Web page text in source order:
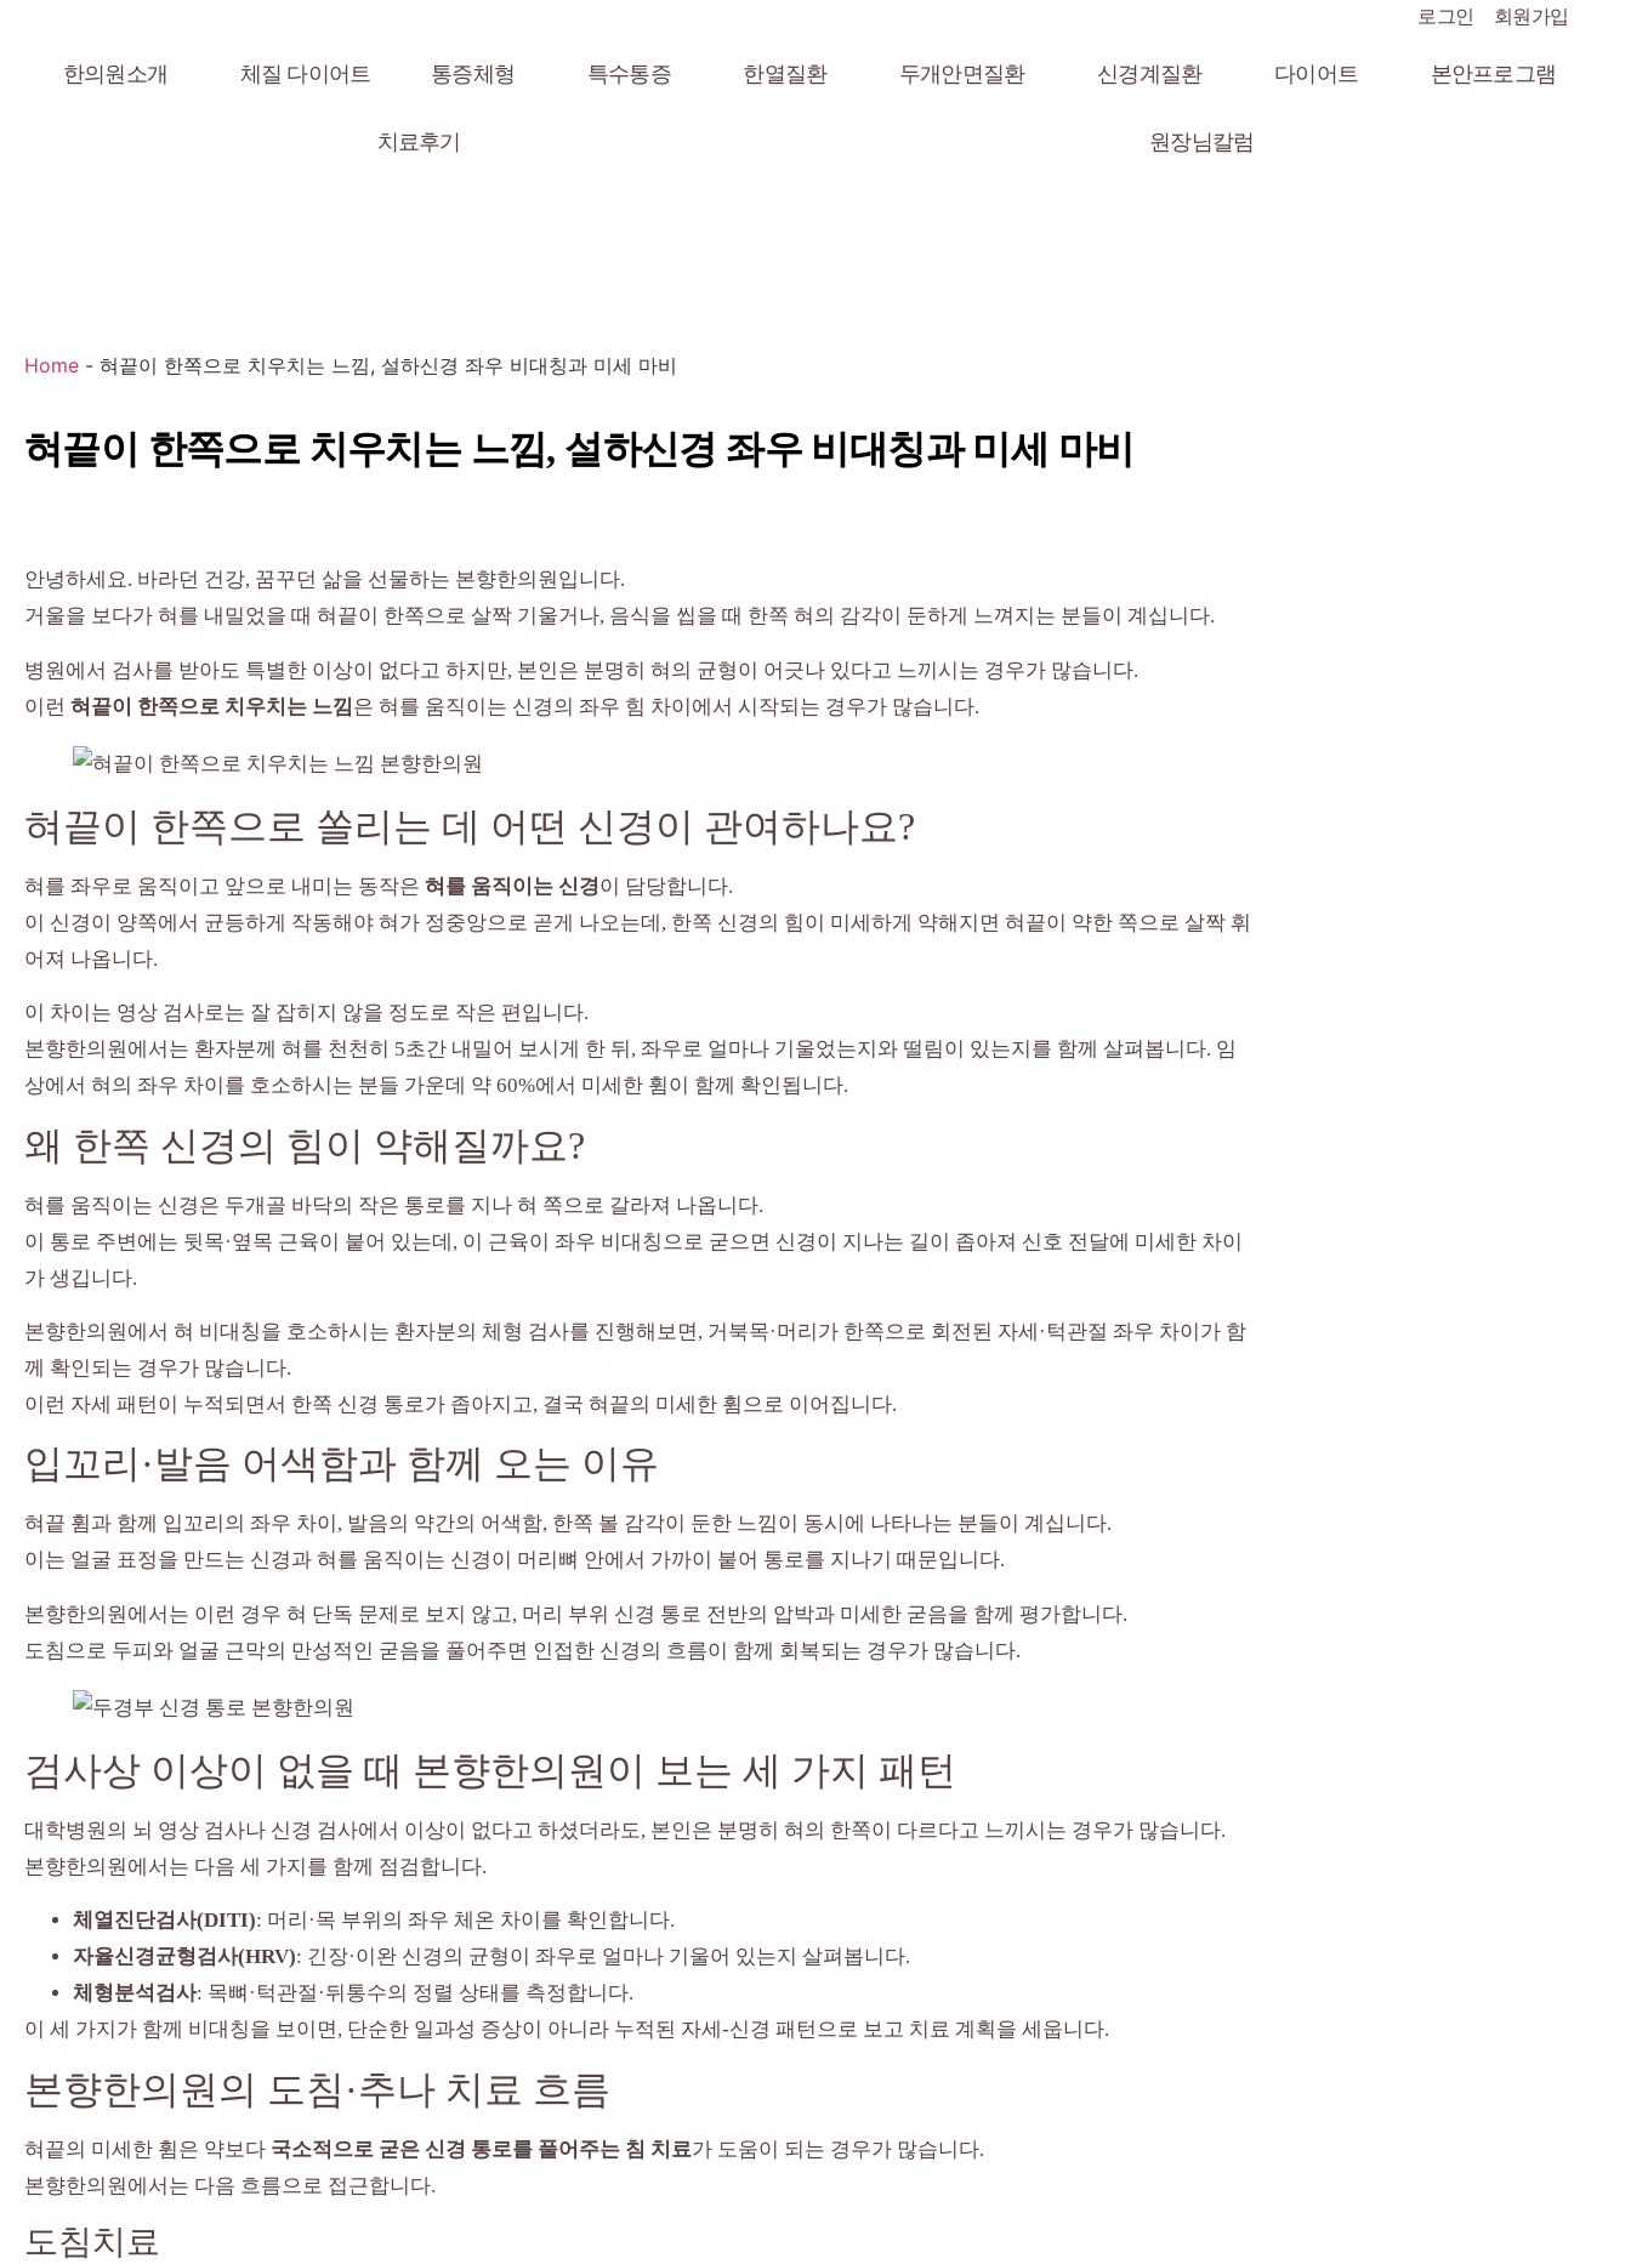
로그인 회원가입
한의원소개 체질 다이어트 통증체형 특수통증 한열질환 두개안면질환 신경계질환 다이어트 본안프로그램
치료후기 원장님칼럼
Home - 혀끝이 한쪽으로 치우치는 느낌, 설하신경 좌우 비대칭과 미세 마비
혀끝이 한쪽으로 치우치는 느낌, 설하신경 좌우 비대칭과 미세 마비
안녕하세요. 바라던 건강, 꿈꾸던 삶을 선물하는 본향한의원입니다.
거울을 보다가 혀를 내밀었을 때 혀끝이 한쪽으로 살짝 기울거나, 음식을 씹을 때 한쪽 혀의 감각이 둔하게 느껴지는 분들이 계십니다.
병원에서 검사를 받아도 특별한 이상이 없다고 하지만, 본인은 분명히 혀의 균형이 어긋나 있다고 느끼시는 경우가 많습니다.
이런 혀끝이 한쪽으로 치우치는 느낌은 혀를 움직이는 신경의 좌우 힘 차이에서 시작되는 경우가 많습니다.
혀끝이 한쪽으로 쏠리는 데 어떤 신경이 관여하나요?
혀를 좌우로 움직이고 앞으로 내미는 동작은 혀를 움직이는 신경이 담당합니다.
이 신경이 양쪽에서 균등하게 작동해야 혀가 정중앙으로 곧게 나오는데, 한쪽 신경의 힘이 미세하게 약해지면 혀끝이 약한 쪽으로 살짝 휘
어져 나옵니다.
이 차이는 영상 검사로는 잘 잡히지 않을 정도로 작은 편입니다.
본향한의원에서는 환자분께 혀를 천천히 5초간 내밀어 보시게 한 뒤, 좌우로 얼마나 기울었는지와 떨림이 있는지를 함께 살펴봅니다. 임
상에서 혀의 좌우 차이를 호소하시는 분들 가운데 약 60%에서 미세한 휨이 함께 확인됩니다.
왜 한쪽 신경의 힘이 약해질까요?
혀를 움직이는 신경은 두개골 바닥의 작은 통로를 지나 혀 쪽으로 갈라져 나옵니다.
이 통로 주변에는 뒷목·옆목 근육이 붙어 있는데, 이 근육이 좌우 비대칭으로 굳으면 신경이 지나는 길이 좁아져 신호 전달에 미세한 차이
가 생깁니다.
본향한의원에서 혀 비대칭을 호소하시는 환자분의 체형 검사를 진행해보면, 거북목·머리가 한쪽으로 회전된 자세·턱관절 좌우 차이가 함
께 확인되는 경우가 많습니다.
이런 자세 패턴이 누적되면서 한쪽 신경 통로가 좁아지고, 결국 혀끝의 미세한 휨으로 이어집니다.
입꼬리·발음 어색함과 함께 오는 이유
혀끝 휨과 함께 입꼬리의 좌우 차이, 발음의 약간의 어색함, 한쪽 볼 감각이 둔한 느낌이 동시에 나타나는 분들이 계십니다.
이는 얼굴 표정을 만드는 신경과 혀를 움직이는 신경이 머리뼈 안에서 가까이 붙어 통로를 지나기 때문입니다.
본향한의원에서는 이런 경우 혀 단독 문제로 보지 않고, 머리 부위 신경 통로 전반의 압박과 미세한 굳음을 함께 평가합니다.
도침으로 두피와 얼굴 근막의 만성적인 굳음을 풀어주면 인접한 신경의 흐름이 함께 회복되는 경우가 많습니다.
검사상 이상이 없을 때 본향한의원이 보는 세 가지 패턴
대학병원의 뇌 영상 검사나 신경 검사에서 이상이 없다고 하셨더라도, 본인은 분명히 혀의 한쪽이 다르다고 느끼시는 경우가 많습니다.
본향한의원에서는 다음 세 가지를 함께 점검합니다.
체열진단검사(DITI): 머리·목 부위의 좌우 체온 차이를 확인합니다.
자율신경균형검사(HRV): 긴장·이완 신경의 균형이 좌우로 얼마나 기울어 있는지 살펴봅니다.
체형분석검사: 목뼈·턱관절·뒤통수의 정렬 상태를 측정합니다.
이 세 가지가 함께 비대칭을 보이면, 단순한 일과성 증상이 아니라 누적된 자세-신경 패턴으로 보고 치료 계획을 세웁니다.
본향한의원의 도침·추나 치료 흐름
혀끝의 미세한 휨은 약보다 국소적으로 굳은 신경 통로를 풀어주는 침 치료가 도움이 되는 경우가 많습니다.
본향한의원에서는 다음 흐름으로 접근합니다.
도침치료